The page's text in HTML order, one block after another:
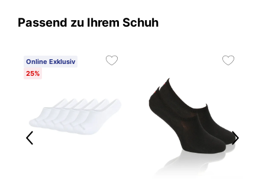
Passend zu Ihrem Schuh
Online Exklusiv
25%